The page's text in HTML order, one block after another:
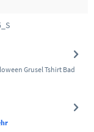
Grusel Tshirt Bad